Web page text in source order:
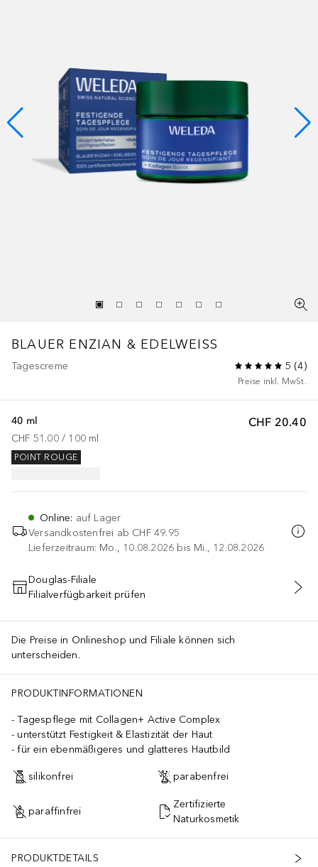
BLAUER ENZIAN & EDELWEISS
Tagescreme 5 (4)
Preise inkl. MwSt.
CHF 20.40
40 ml
CHF 51.00 / 100 ml
POINT ROUGE
Online: auf Lager
Versandkostenfrei ab CHF 49.95
Lieferzeitraum: Mo., 10.08.2026 bis Mi., 12.08.2026
IN DEN WARENKORB
Douglas-Filiale
Filialverfügbarkeit prüfen
Die Preise in Onlineshop und Filiale können sich
unterscheiden.
PRODUKTINFORMATIONEN
Tagespflege mit Collagen+ Active Complex
unterstützt Festigkeit & Elastizität der Haut
für ein ebenmäßigeres und glatteres Hautbild
silikonfrei parabenfrei
paraffinfrei
Zertifizierte
Naturkosmetik
PRODUKTDETAILS